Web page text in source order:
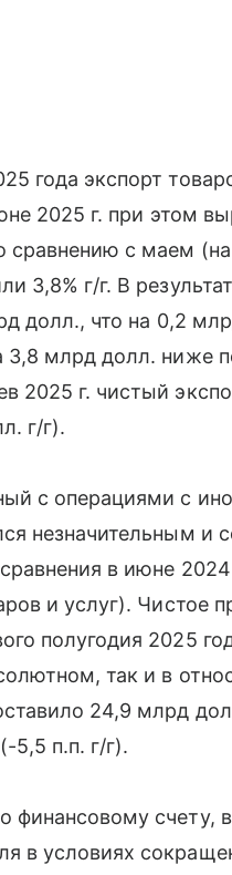
года экспорт
2025 г. при этом
сравнению с маем
3,8% г/г. В
долл., что на 0,2
млрд долл. ниже
2025 г. чистый
г/г).
с операциями с
незначительным и
в июне
и услуг). Чистое
полугодия 2025
так и в
24,9 млрд
5,5 п.п. г/г).
финансовому счету,
в условиях